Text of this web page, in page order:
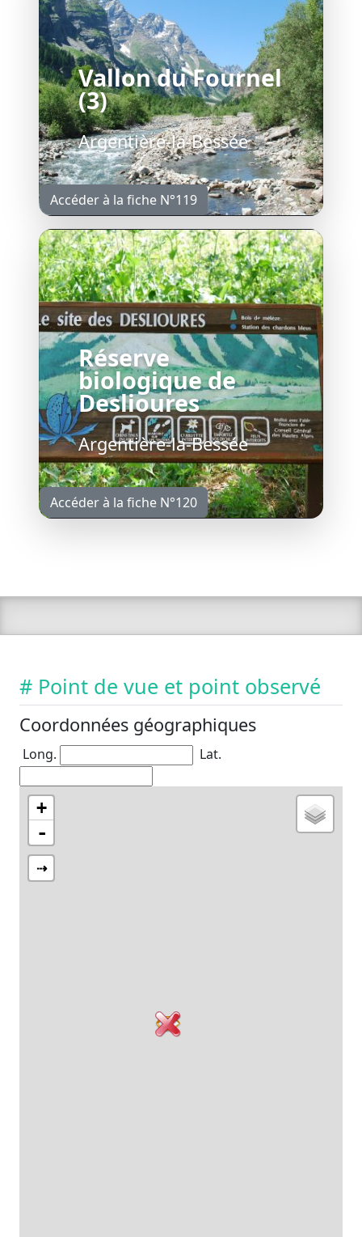
Vallon du Fournel
(3)
Argentière-la-Bessée
Accéder à la fiche N°119
Réserve
biologique de
Deslioures
Argentière-la-Bessée
Accéder à la fiche N°120
# Point de vue et point observé
Coordonnées géographiques
Long. Lat.
+
-
⇢